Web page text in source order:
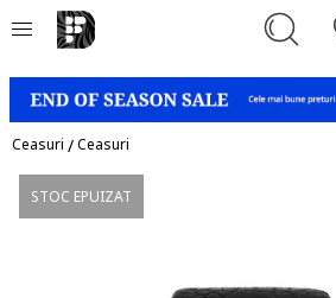
Ceasuri /Ceasuri
STOC EPUIZAT